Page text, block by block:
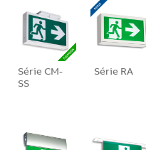
Série CM-
SS
Série RA